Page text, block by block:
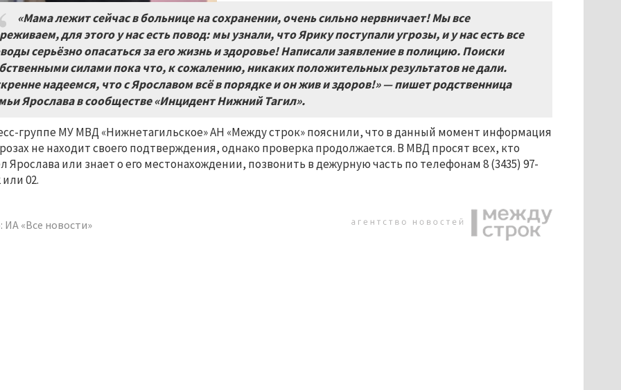
«Мама лежит сейчас в больнице на сохранении, очень сильно нервничает! Мы все
для этого у нас есть повод: мы узнали, что Ярику поступали угрозы, и у нас есть все
серьёзно опасаться за его жизнь и здоровье! Написали заявление в полицию. Поиски
силами пока что, к сожалению, никаких положительных результатов не дали.
надеемся, что с Ярославом всё в порядке и он жив и здоров!» — пишет родственница
Ярослава в сообществе «Инцидент Нижний Тагил».
группе МУ МВД «Нижнетагильское» АН «Между строк» пояснили, что в данный момент информация
не находит своего подтверждения, однако проверка продолжается. В МВД просят всех, кто
Ярослава или знает о его местонахождении, позвонить в дежурную часть по телефонам 8 (3435) 97-
или 02.
ИА «Все новости»